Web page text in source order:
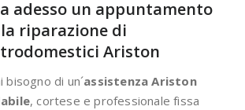
adesso un appuntamento
riparazione di
Ariston
bisogno di un´assistenza Ariston
, cortese e professionale fissa